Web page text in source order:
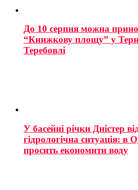
До 10 серпня можна
“Книжкову площу” у
Теребовлі
У басейні річки Дністер
гідрологічна ситуація: в
просить економити воду